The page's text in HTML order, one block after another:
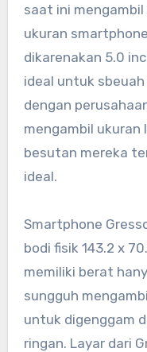
saat ini
ukuran
dikarenakan 5.0
ideal untuk
dengan
mengambil
besutan mereka
ideal.
Smartphone
bodi fisik 143.2 x
memiliki berat
sungguh
untuk digenggam
ringan. Layar dari